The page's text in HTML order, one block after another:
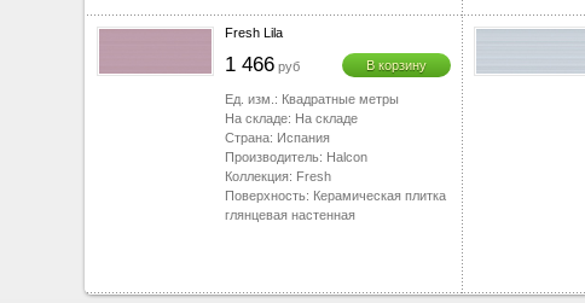
Fresh Lila
1 466 руб В корзину
Ед. изм.: Квадратные метры
На складе: На складе
Страна: Испания
Производитель: Halcon
Коллекция: Fresh
Поверхность: Керамическая плитка
глянцевая настенная